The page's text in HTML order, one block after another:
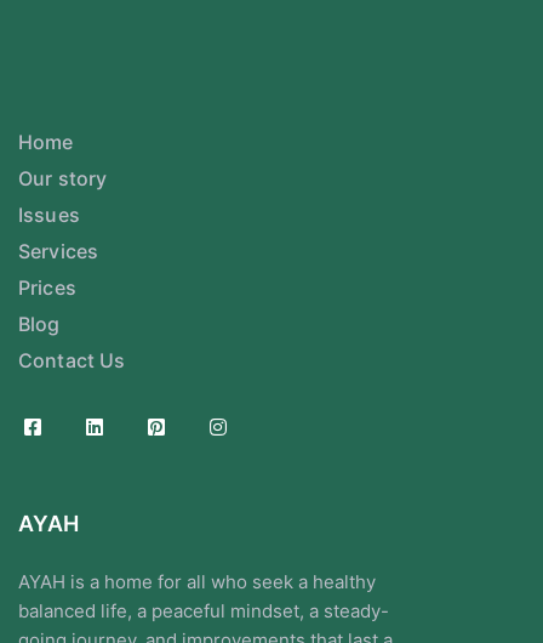
Home
Our story
Issues
Services
Prices
Blog
Contact Us
AYAH
AYAH is a home for all who seek a healthy
balanced life, a peaceful mindset, a steady-